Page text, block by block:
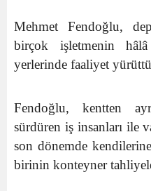
Mehmet Fendoğlu,
birçok işletmenin
yerlerinde faaliyet
Fendoğlu, kentten
sürdüren iş insanları ile
son dönemde
birinin konteyner